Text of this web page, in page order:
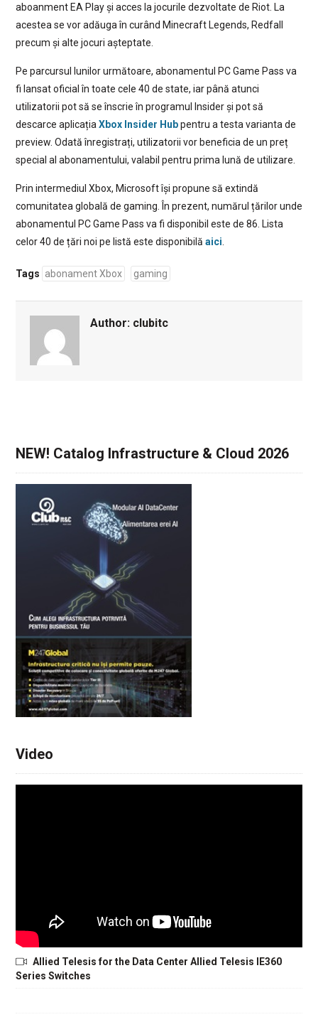
aboanment EA Play și acces la jocurile dezvoltate de Riot. La
acestea se vor adăuga în curând Minecraft Legends, Redfall
precum și alte jocuri așteptate.
Pe parcursul lunilor următoare, abonamentul PC Game Pass va
fi lansat oficial în toate cele 40 de state, iar până atunci
utilizatorii pot să se înscrie în programul Insider și pot să
descarce aplicația Xbox Insider Hubpentru a testa varianta de
preview. Odată înregistrați, utilizatorii vor beneficia de un preț
special al abonamentului, valabil pentru prima lună de utilizare.
Prin intermediul Xbox, Microsoft își propune să extindă
comunitatea globală de gaming. În prezent, numărul țărilor unde
abonamentul PC Game Pass va fi disponibil este de 86. Lista
celor 40 de țări noi pe listă este disponibilă aici
Tags abonament Xbox gaming
Author: clubitc
NEW! Catalog Infrastructure & Cloud 2026
Video
Allied Telesis for the Data Center Allied Telesis IE360
Series Switches